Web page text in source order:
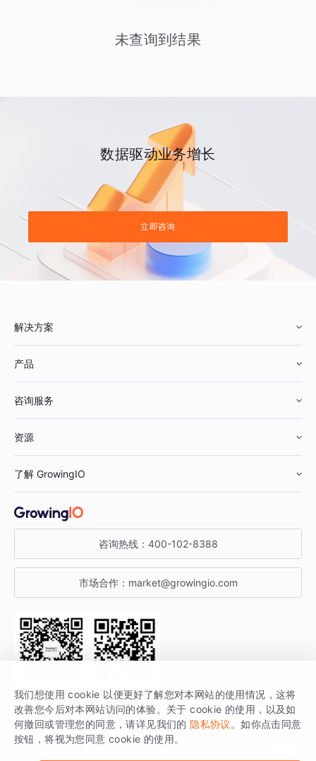
未查询到结果
数据驱动业务增长
立即咨询
解决方案
鞋服行业
汽车行业
金融行业
产品
智能运营
获客分析
咨询服务
资源
增长公开课
增长博客
开发者文档
SDK 文档
场景指南
了解 GrowingIO
关于 GrowingIO
增长大会
行业活动
咨询热线： 400-102-8388
市场合作： market@growingio.com
关注公众号 获取更多干货
GrowingIO 是专注于数据智能分析与增长的品牌，核心平台为 GrowingIO
分析云。
我们想使用 cookie 以便更好了解您对本网站的使用情况，这将
改善您今后对本网站访问的体验。关于 cookie 的使用，以及如
何撤回或管理您的同意，请详见我们的 隐私协议 。如你点击同意
按钮，将视为您同意 cookie 的使用。